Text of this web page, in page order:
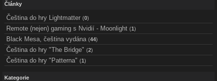
Články
Čeština do hry Lightmatter (0)
Remote (nejen) gaming s Nvidií - Moonlight (1)
Black Mesa, čeština vydána (44)
Čeština do hry "The Bridge" (2)
Čeština do hry "Patterna" (1)
Kategorie